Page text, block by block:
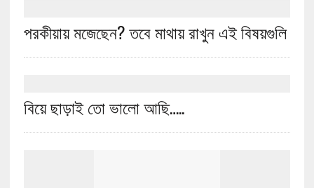
পরকীয়ায় মজেছেন? তবে মাথায় রাখুন এই বিষয়গুলি
বিয়ে ছাড়াই তো ভালো আছি…..